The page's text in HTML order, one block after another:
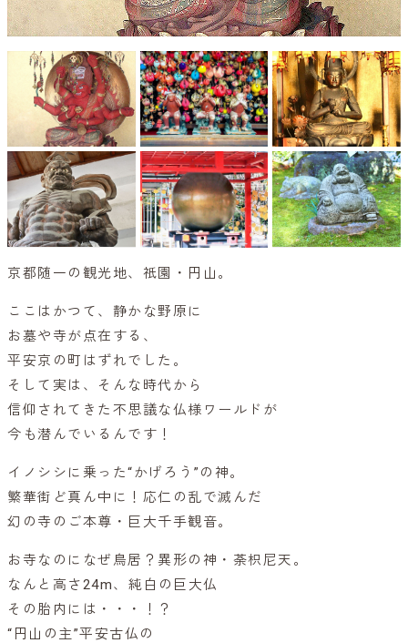
京都随一の観光地、祇園・円山。
ここはかつて、静かな野原に
お墓や寺が点在する、
平安京の町はずれでした。
そして実は、そんな時代から
信仰されてきた不思議な仏様ワールドが
今も潜んでいるんです！
イノシシに乗った“かげろう”の神。
繁華街ど真ん中に！応仁の乱で滅んだ
幻の寺のご本尊・巨大千手観音。
お寺なのになぜ鳥居？異形の神・荼枳尼天。
なんと高さ24m、純白の巨大仏
その胎内には・・・！？
“円山の主”平安古仏の